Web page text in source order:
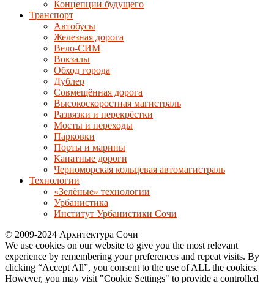
Концепции будущего
Транспорт
Автобусы
Железная дорога
Вело-СИМ
Вокзалы
Обход города
Дублер
Совмещённая дорога
Высокоскоростная магистраль
Развязки и перекрёстки
Мосты и переходы
Парковки
Порты и марины
Канатные дороги
Черноморская кольцевая автомагистраль
Технологии
«Зелёные» технологии
Урбанистика
Институт Урбанистики Сочи
© 2009-2024 Архитектура Сочи
We use cookies on our website to give you the most relevant
experience by remembering your preferences and repeat visits. By
clicking “Accept All”, you consent to the use of ALL the cookies.
However, you may visit "Cookie Settings" to provide a controlled